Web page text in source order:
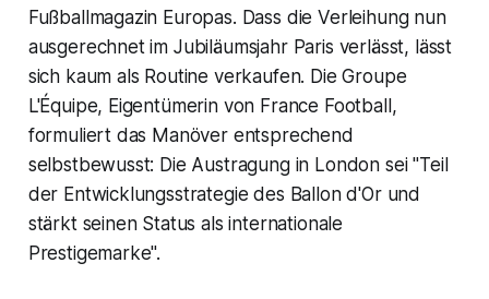
Fußballmagazin Europas. Dass die Verleihung nun
ausgerechnet im Jubiläumsjahr Paris verlässt, lässt
sich kaum als Routine verkaufen. Die Groupe
L'Équipe, Eigentümerin von France Football,
formuliert das Manöver entsprechend
selbstbewusst: Die Austragung in London sei "Teil
der Entwicklungsstrategie des Ballon d'Or und
stärkt seinen Status als internationale
Prestigemarke".